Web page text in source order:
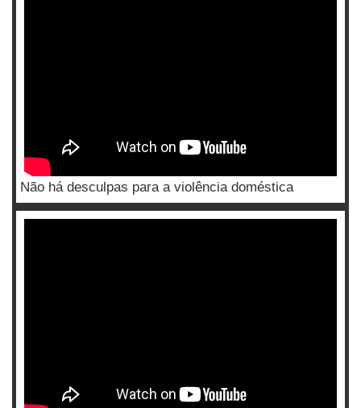
Não há desculpas para a violência doméstica